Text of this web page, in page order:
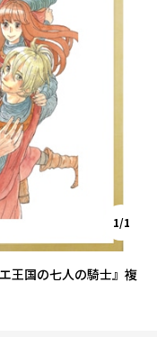
王国の七人の騎士』複
1/1